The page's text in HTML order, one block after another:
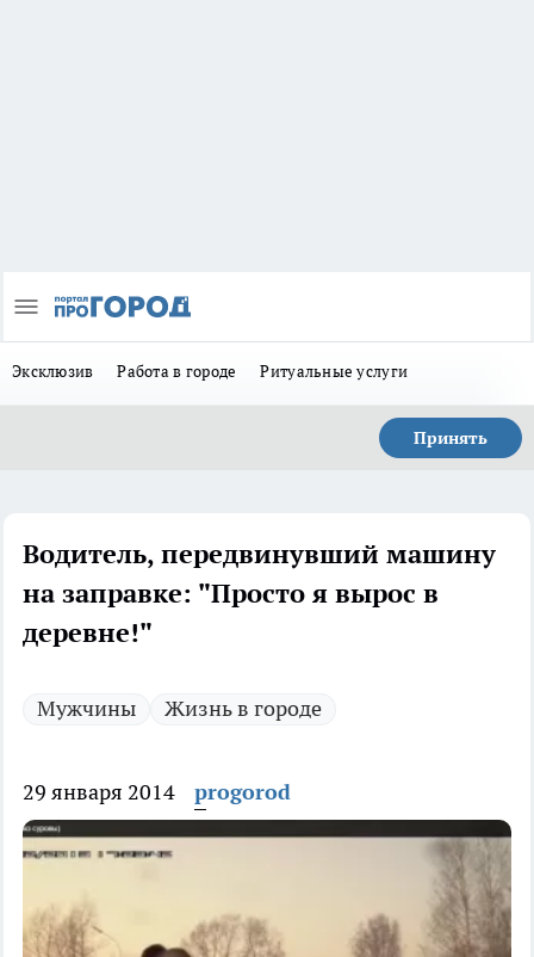
Эксклюзив Работа в городе Ритуальные услуги
Принять
Водитель, передвинувший машину
на заправке: "Просто я вырос в
деревне!"
Мужчины Жизнь в городе
29 января 2014 progorod